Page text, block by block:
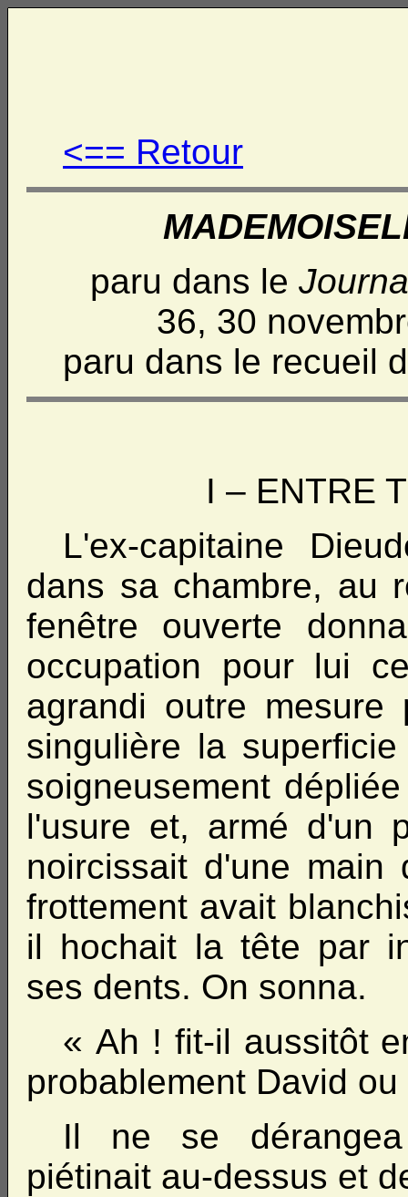
<== Retour
paru dans le
36, 30
paru dans le recueil
I – ENTRE
L'ex-capitaine
dans sa chambre, au
fenêtre ouverte
occupation pour lui
agrandi outre mesure
singulière la
soigneusement
l'usure et, armé d'un
noircissait d'une
frottement avait
il hochait la tête par
ses dents. On sonna.
« Ah ! fit-il aussitôt
probablement David
Il ne se dérangea
piétinait au-dessus et